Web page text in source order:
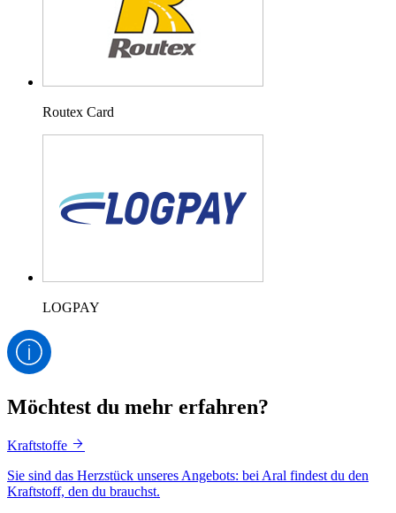
Routex Card
LOGPAY
Möchtest du mehr erfahren?
Kraftstoffe
Sie sind das Herzstück unseres Angebots: bei Aral findest du den
Kraftstoff, den du brauchst.